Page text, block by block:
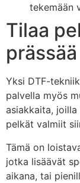
tekemään
Tilaa
Yksi DTF-
palvella myös
asiakkaita,
pelkät valmiit
Tämä on
jotka lisäävät
aikana, tai